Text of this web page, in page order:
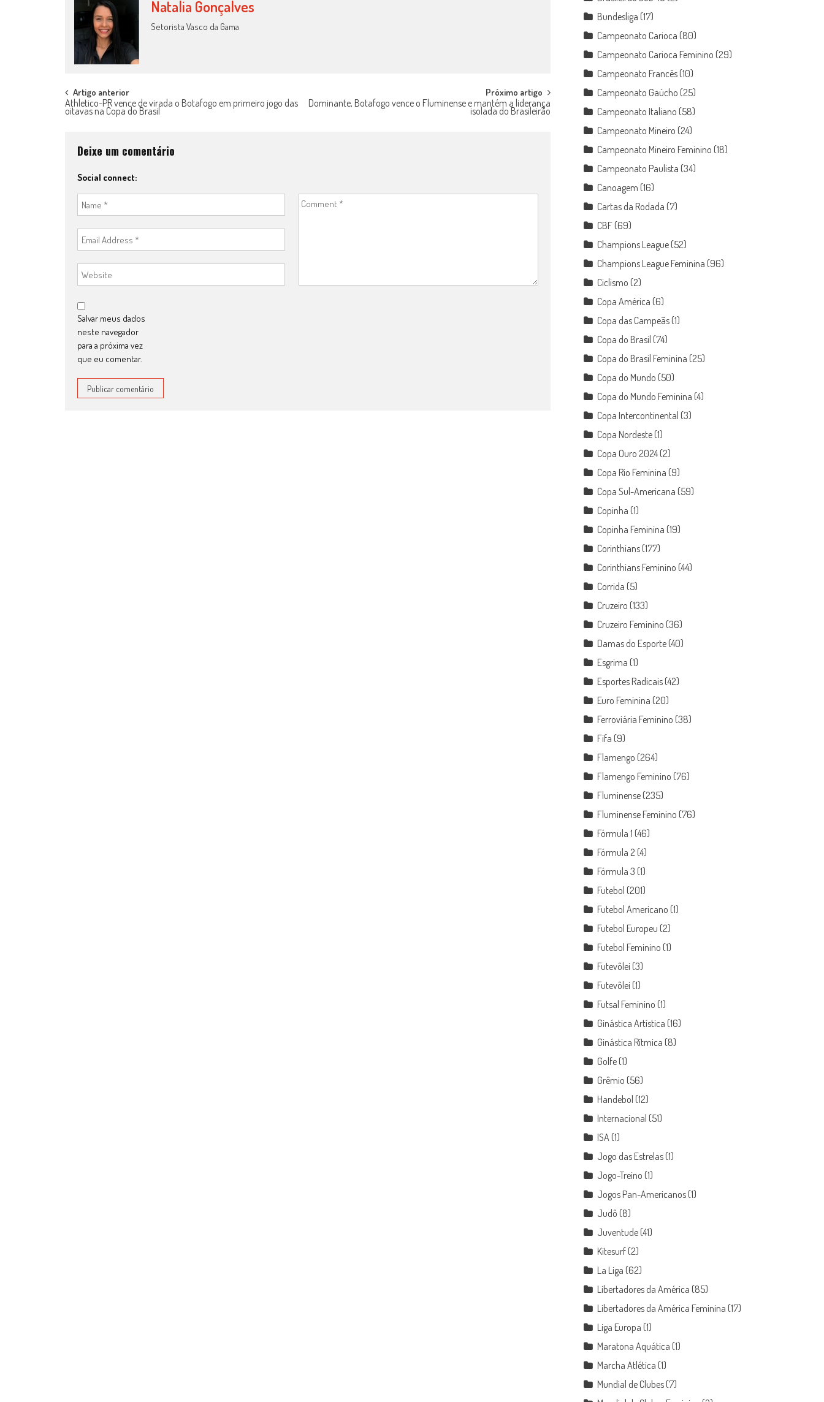
Natalia Gonçalves
Setorista Vasco da Gama
Post
navigation
Artigo anterior
Athletico-PR vence de virada o Botafogo em primeiro jogo das
oitavas na Copa do Brasil
Próximo artigo
Dominante, Botafogo vence o Fluminense e mantém a liderança
isolada do Brasileirão
Deixe um comentário
Social connect:
Salvar meus dados
neste navegador
para a próxima vez
que eu comentar.
Bundesliga (17)
Campeonato Carioca (80)
Campeonato Carioca Feminino (29)
Campeonato Francês (10)
Campeonato Gaúcho (25)
Campeonato Italiano (58)
Campeonato Mineiro (24)
Campeonato Mineiro Feminino (18)
Campeonato Paulista (34)
Canoagem (16)
Cartas da Rodada (7)
CBF (69)
Champions League (52)
Champions League Feminina (96)
Ciclismo (2)
Copa América (6)
Copa das Campeãs (1)
Copa do Brasil (74)
Copa do Brasil Feminina (25)
Copa do Mundo (50)
Copa do Mundo Feminina (4)
Copa Intercontinental (3)
Copa Nordeste (1)
Copa Ouro 2024(2)
Copa Rio Feminina (9)
Copa Sul-Americana (59)
Copinha (1)
Copinha Feminina (19)
Corinthians (177)
Corinthians Feminino (44)
Corrida (5)
Cruzeiro (133)
Cruzeiro Feminino (36)
Damas do Esporte (40)
Esgrima (1)
Esportes Radicais (42)
Euro Feminina (20)
Ferroviária Feminino (38)
Fifa (9)
Flamengo (264)
Flamengo Feminino (76)
Fluminense (235)
Fluminense Feminino (76)
Fórmula 1 (46)
Fórmula 2 (4)
Fórmula 3 (1)
Futebol (201)
Futebol Americano (1)
Futebol Europeu (2)
Futebol Feminino (1)
Futevôlei (3)
Futevôlei (1)
Futsal Feminino (1)
Ginástica Artística (16)
Ginástica Rítmica (8)
Golfe (1)
Grêmio (56)
Handebol (12)
Internacional (51)
ISA (1)
Jogo das Estrelas (1)
Jogo-Treino (1)
Jogos Pan-Americanos (1)
Judô (8)
Juventude (41)
Kitesurf (2)
La Liga (62)
Libertadores da América (85)
Libertadores da América Feminina (17)
Liga Europa (1)
Maratona Aquática (1)
Marcha Atlética (1)
Mundial de Clubes (7)